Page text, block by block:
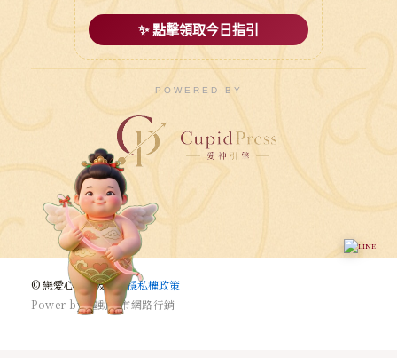
✨ 點擊領取今日指引
POWERED BY
© 戀愛心悅婚友社 |穩私權政策
Power by 驅動城市網路行銷